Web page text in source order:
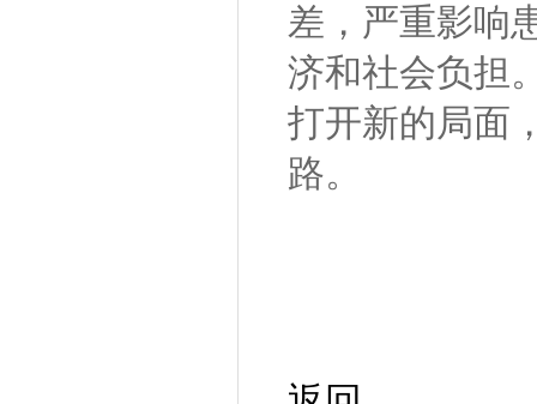
差，严重影响
济和社会负担
打开新的局面
路。